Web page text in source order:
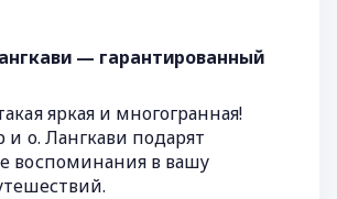
— гарантированный
яркая и многогранная!
о. Лангкави подарят
воспоминания в вашу